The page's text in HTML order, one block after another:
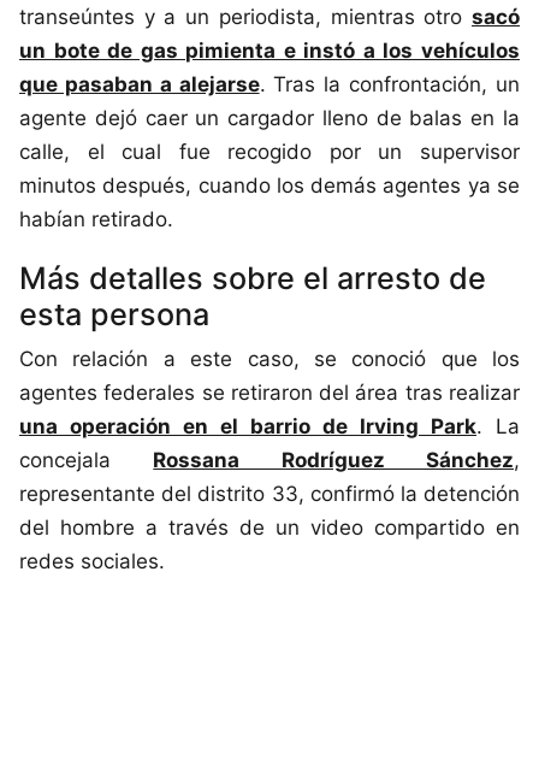
transeúntes y a un periodista, mientras otro sacó
un bote de gas pimienta e instó a los vehículos
que pasaban a alejarse. Tras la confrontación, un
agente dejó caer un cargador lleno de balas en la
calle, el cual fue recogido por un supervisor
minutos después, cuando los demás agentes ya se
habían retirado.
Más detalles sobre el arresto de
esta persona
Con relación a este caso, se conoció que los
agentes federales se retiraron del área tras realizar
una operación en el barrio de Irving Park. La
concejala Rossana Rodríguez Sánchez,
representante del distrito 33, confirmó la detención
del hombre a través de un video compartido en
redes sociales.